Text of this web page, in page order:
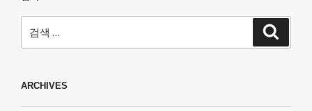
색:
ARCHIVES